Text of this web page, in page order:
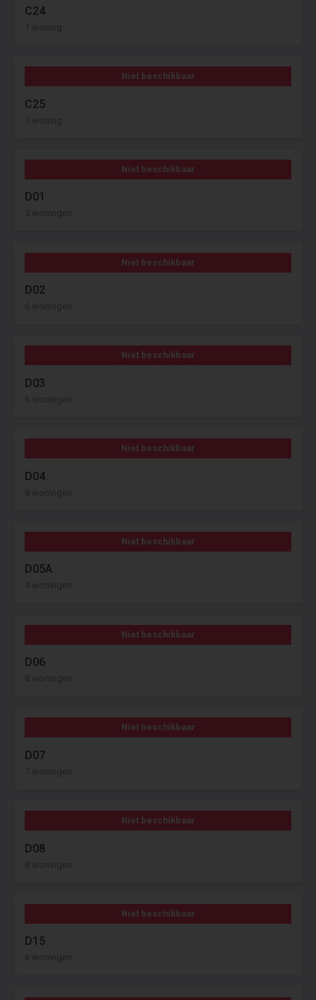
C24
1 woning
Niet beschikbaar
C25
1 woning
Niet beschikbaar
D01
5 woningen
Niet beschikbaar
D02
6 woningen
Niet beschikbaar
D03
6 woningen
Niet beschikbaar
D04
8 woningen
Niet beschikbaar
D05A
4 woningen
Niet beschikbaar
D06
8 woningen
Niet beschikbaar
D07
7 woningen
Niet beschikbaar
D08
8 woningen
Niet beschikbaar
D15
6 woningen